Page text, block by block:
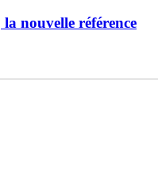
nouvelle référence